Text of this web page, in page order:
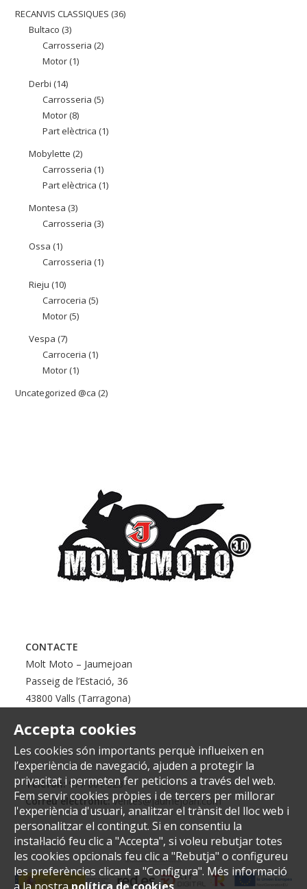
producte
RECANVIS CLASSIQUES 3636
Bultaco 33
productes
Carrosseria 22
Motor 11
Derbi 1414
productes
Carrosseria 55
Motor 88
productes
Part elèctrica 11
Mobylette 22
productes
Carrosseria 11
producte
Part elèctrica 11
Montesa 33
productes
Carrosseria 33
Ossa 11
producte
Carrosseria 11
Rieju 1010
productes
Carroceria 55
Motor 55
Vespa 77
productes
Carroceria 11
Motor 11
producte
Uncategorized @ca 22
Accepta cookies
Les cookies són importants perquè influeixen en
l’experiència de navegació, ajuden a protegir la
privacitat i permeten fer peticions a través del web.
Fem servir cookies pròpies i de tercers per millorar
l'experiència d'usuari, analitzar el trànsit del lloc web i
personalitzar el contingut. Si en consentiu la
instal·lació feu clic a "Accepta", si voleu rebutjar totes
les cookies opcionals feu clic a "Rebutja" o configureu
les preferències clicant a "Configura". Més informació
CONTACTE
Molt Moto – Jaumejoan
Passeig de l’Estació, 36
43800 Valls (Tarragona)
Telèfon:977 601 323
Correu electrònic: ventes@jaumejoan.com